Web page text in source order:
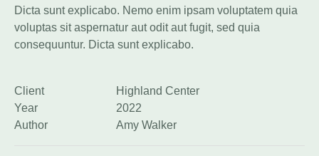
Dicta sunt explicabo. Nemo enim ipsam voluptatem quia
voluptas sit aspernatur aut odit aut fugit, sed quia
consequuntur. Dicta sunt explicabo.
Client
Highland Center
Year
2022
Author
Amy Walker